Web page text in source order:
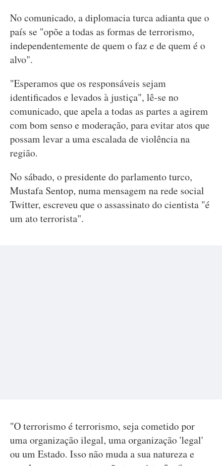
No comunicado, a diplomacia turca adianta que o
país se "opõe a todas as formas de terrorismo,
independentemente de quem o faz e de quem é o
alvo".
"Esperamos que os responsáveis sejam
identificados e levados à justiça", lê-se no
comunicado, que apela a todas as partes a agirem
com bom senso e moderação, para evitar atos que
possam levar a uma escalada de violência na
região.
No sábado, o presidente do parlamento turco,
Mustafa Sentop, numa mensagem na rede social
Twitter, escreveu que o assassinato do cientista "é
um ato terrorista".
"O terrorismo é terrorismo, seja cometido por
uma organização ilegal, uma organização 'legal'
ou um Estado. Isso não muda a sua natureza e